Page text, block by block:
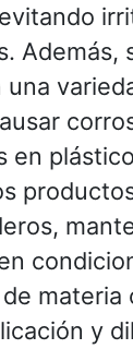
Además,
en
materia
y